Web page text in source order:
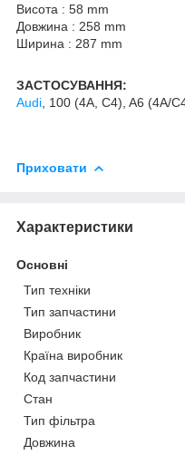
Висота : 58 mm
Довжина : 258 mm
Ширина : 287 mm
ЗАСТОСУВАННЯ:
Audi , 100 (4A, C4), A6 (4A/
Приховати
Характеристики
Основні
Тип техніки
Тип запчастини
Виробник
Країна виробник
Код запчастини
Стан
Тип фільтра
Довжина